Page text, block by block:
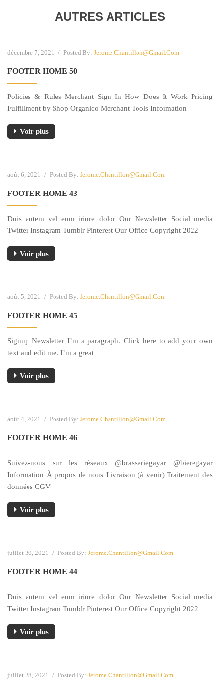
AUTRES ARTICLES
décembre 7, 2021 / Posted By: Jerome.chantillon@gmail.com
FOOTER HOME 50
Policies & Rules Merchant Sign In How Does It Work Pricing
Fulfillment by Shop Organico Merchant Tools Information
Voir plus
août 6, 2021 / Posted By: Jerome.chantillon@gmail.com
FOOTER HOME 43
Duis autem vel eum iriure dolor Our Newsletter Social media
Twitter Instagram Tumblr Pinterest Our Office Copyright 2022
Voir plus
août 5, 2021 / Posted By: Jerome.chantillon@gmail.com
FOOTER HOME 45
Signup Newsletter I’m a paragraph. Click here to add your own
text and edit me. I’m a great
Voir plus
août 4, 2021 / Posted By: Jerome.chantillon@gmail.com
FOOTER HOME 46
Suivez-nous sur les réseaux @brasseriegayar @bieregayar
Information À propos de nous Livraison (à venir) Traitement des
données CGV
Voir plus
juillet 30, 2021 / Posted By: Jerome.chantillon@gmail.com
FOOTER HOME 44
Duis autem vel eum iriure dolor Our Newsletter Social media
Twitter Instagram Tumblr Pinterest Our Office Copyright 2022
Voir plus
juillet 28, 2021 / Posted By: Jerome.chantillon@gmail.com